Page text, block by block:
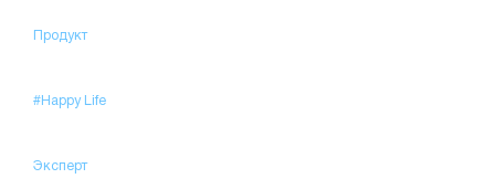
Продукт
#Happy Life
Эксперт